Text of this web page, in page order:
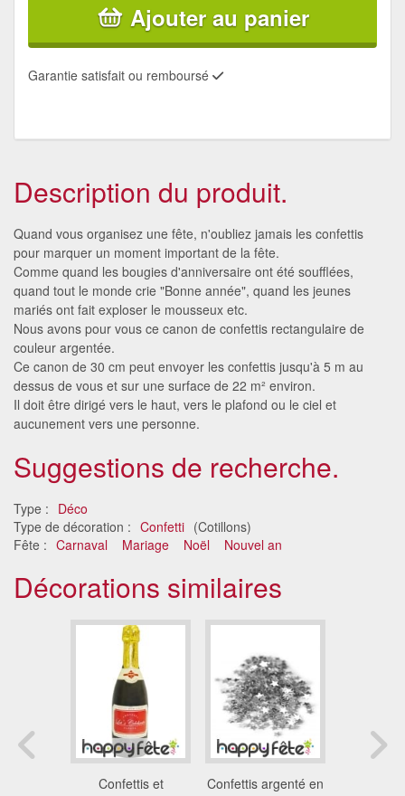
Ajouter au panier
Garantie satisfait ou remboursé
Description du produit.
Quand vous organisez une fête, n'oubliez jamais les confettis
pour marquer un moment important de la fête.
Comme quand les bougies d'anniversaire ont été soufflées,
quand tout le monde crie "Bonne année", quand les jeunes
mariés ont fait exploser le mousseux etc.
Nous avons pour vous ce canon de confettis rectangulaire de
couleur argentée.
Ce canon de 30 cm peut envoyer les confettis jusqu'à 5 m au
dessus de vous et sur une surface de 22 m² environ.
Il doit être dirigé vers le haut, vers le plafond ou le ciel et
aucunement vers une personne.
Suggestions de recherche.
Type : Déco
Type de décoration : Confetti (Cotillons)
Fête : Carnaval Mariage Noël Nouvel an
Décorations similaires
Confettis et
Confettis argenté en